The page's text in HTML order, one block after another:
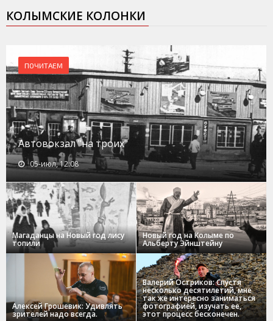
КОЛЫМСКИЕ КОЛОНКИ
ПОЧИТАЕМ
Автовокзал "на троих"
05-июл, 12:08
Магаданцы на Новый год лису
топили
Новый год на Колыме по
Альберту Эйнштейну
Алексей Грошевик: Удивлять
зрителей надо всегда.
Валерий Остриков: Спустя
несколько десятилетий, мне
так же интересно заниматься
фотографией, изучать ее,
этот процесс бесконечен.